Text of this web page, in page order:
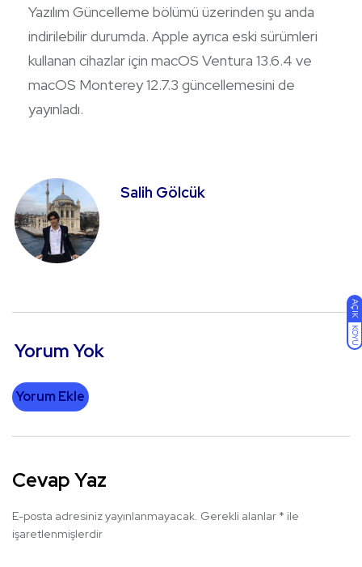
AÇIK
KOYU
Yazılım Güncelleme bölümü üzerinden şu anda
indirilebilir durumda. Apple ayrıca eski sürümleri
kullanan cihazlar için macOS Ventura 13.6.4 ve
macOS Monterey 12.7.3 güncellemesini de
yayınladı.
Salih Gölcük
Yorum Yok
Yorum Ekle
Cevap Yaz
E-posta adresiniz yayınlanmayacak. Gerekli alanlar * ile
işaretlenmişlerdir